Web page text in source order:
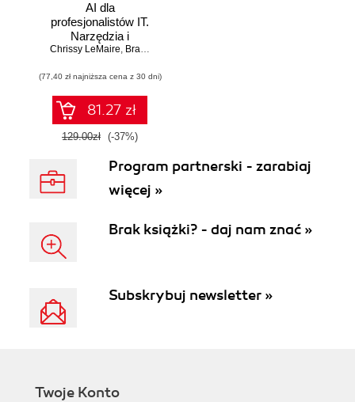
AI dla
profesjonalistów IT.
Narzędzia i
techniki
produktywność
Chrissy LeMaire, Brandon Abshire
(77,40 zł najniższa cena z 30 dni)
81.27 zł
129.00zł (-37%)
Program partnerski - zarabiaj
więcej »
Brak książki? - daj nam znać »
Subskrybuj newsletter »
Twoje Konto